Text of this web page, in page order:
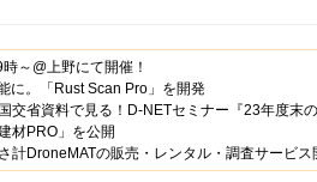
～@上野にて開催！
に。「Rust Scan Pro」を開発
交省資料で見る！D-NETセミナー『23年度末
材PRO」を公開
計DroneMATの販売・レンタル・調査サービス